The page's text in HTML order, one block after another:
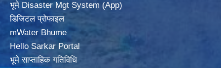
भूमे Disaster Mgt System (App)
डिजिटल प्रोफाइल
mWater Bhume
Hello Sarkar Portal
भूमे साप्ताहिक गतिविधि